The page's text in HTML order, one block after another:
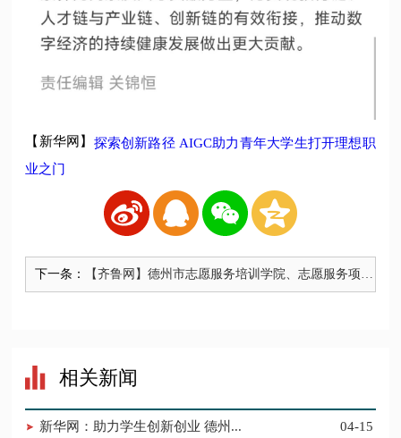
【新华网】 探索创新路径 AIGC助力青年大学生打开理想职
业之门
下一条：
【齐鲁网】德州市志愿服务培训学院、志愿服务项目
孵化基地揭牌
相关新闻
新华网：助力学生创新创业 德州... 04-15